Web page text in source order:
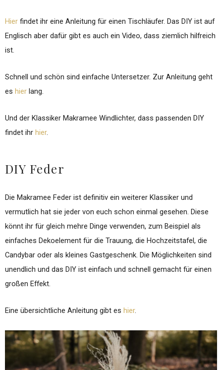
Hier findet ihr eine Anleitung für einen Tischläufer. Das DIY ist auf
Englisch aber dafür gibt es auch ein Video, dass ziemlich hilfreich
ist.
Schnell und schön sind einfache Untersetzer. Zur Anleitung geht
es hier lang.
Und der Klassiker Makramee Windlichter, dass passenden DIY
findet ihr hier.
DIY Feder
Die Makramee Feder ist definitiv ein weiterer Klassiker und
vermutlich hat sie jeder von euch schon einmal gesehen. Diese
könnt ihr für gleich mehre Dinge verwenden, zum Beispiel als
einfaches Dekoelement für die Trauung, die Hochzeitstafel, die
Candybar oder als kleines Gastgeschenk. Die Möglichkeiten sind
unendlich und das DIY ist einfach und schnell gemacht für einen
großen Effekt.
Eine übersichtliche Anleitung gibt es hier.